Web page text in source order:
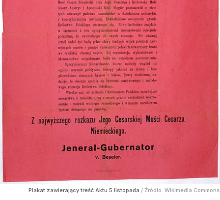
Plakat zawierający treść Aktu 5 listopada / Źródło: Wikimedia Commons